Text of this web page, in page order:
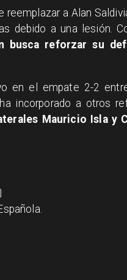
reemplazar a Alan
debido a una lesión.
busca reforzar su
en el empate 2-2
incorporado a otros
Mauricio Isla y